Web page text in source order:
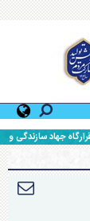
جهاد سازندگی و